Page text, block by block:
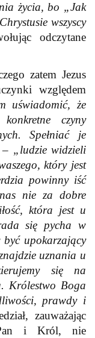
życia, bo „Jak
wszyscy
odczytane
zatem Jezus
względem
uświadomić, że
czyny
Spełniać je
„ludzie widzieli
który jest
powinny iść
nie za dobre
która jest u
się pycha w
być upokarzający
uznania u
się na
Królestwo Boga
prawdy i
zauważając
Pan i Król, nie